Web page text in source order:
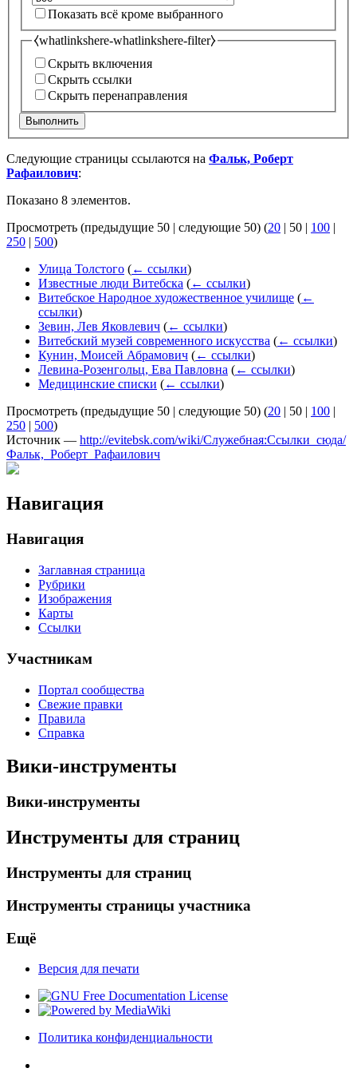
Показать всё кроме выбранного
⧼whatlinkshere-whatlinkshere-filter⧽
Скрыть включения
Скрыть ссылки
Скрыть перенаправления
Выполнить
Следующие страницы ссылаются на Фальк, Роберт
Рафаилович:
Показано 8 элементов.
Просмотреть (предыдущие 50 | следующие 50) (20 | 50 | 100 |
250 | 500)
Улица Толстого (← ссылки)
Известные люди Витебска (← ссылки)
Витебское Народное художественное училище (←
ссылки)
Зевин, Лев Яковлевич (← ссылки)
Витебский музей современного искусства (← ссылки)
Кунин, Моисей Абрамович (← ссылки)
Левина-Розенгольц, Ева Павловна (← ссылки)
Медицинские списки (← ссылки)
Просмотреть (предыдущие 50 | следующие 50) (20 | 50 | 100 |
250 | 500)
Источник — http://evitebsk.com/wiki/Служебная:Ссылки_сюда/
Фальк,_Роберт_Рафаилович
Навигация
Навигация
Заглавная страница
Рубрики
Изображения
Карты
Ссылки
Участникам
Портал сообщества
Свежие правки
Правила
Справка
Вики-инструменты
Вики-инструменты
Инструменты для страниц
Инструменты для страниц
Инструменты страницы участника
Ещё
Версия для печати
Политика конфиденциальности